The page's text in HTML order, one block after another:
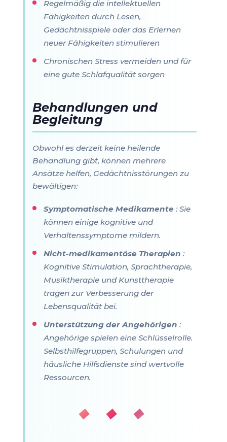
Regelmäßig die intellektuellen
Fähigkeiten durch Lesen,
Gedächtnisspiele oder das Erlernen
neuer Fähigkeiten stimulieren
Chronischen Stress vermeiden und für
eine gute Schlafqualität sorgen
Behandlungen und
Begleitung
Obwohl es derzeit keine heilende
Behandlung gibt, können mehrere
Ansätze helfen, Gedächtnisstörungen zu
bewältigen:
Symptomatische Medikamente : Sie
können einige kognitive und
Verhaltenssymptome mildern.
Nicht-medikamentöse Therapien :
Kognitive Stimulation, Sprachtherapie,
Musiktherapie und Kunsttherapie
tragen zur Verbesserung der
Lebensqualität bei.
Unterstützung der Angehörigen :
Angehörige spielen eine Schlüsselrolle.
Selbsthilfegruppen, Schulungen und
häusliche Hilfsdienste sind wertvolle
Ressourcen.
◆ ◆ ◆